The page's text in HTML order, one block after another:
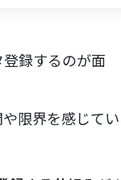
録するのが面
限界を感じてい